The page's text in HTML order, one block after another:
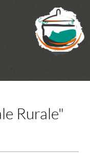
Rurale"